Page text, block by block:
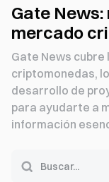
Gate
mercado
Gate News
criptomonedas,
desarrollo de
para ayudarte a
información